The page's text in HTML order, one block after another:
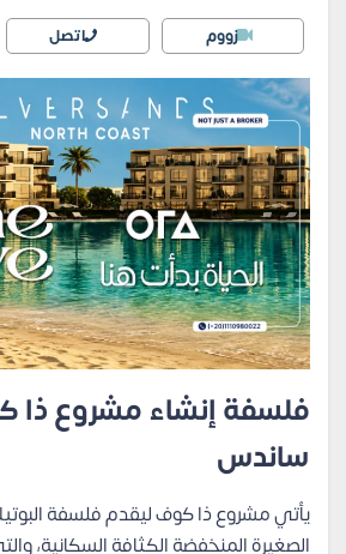
زووم اتصل
فلسفة إنشاء مشروع ذا
ساندس
يأتي مشروع ذا كوف ليقدم فلسفة
الصغيرة المنخفضة الكثافة السكانية،